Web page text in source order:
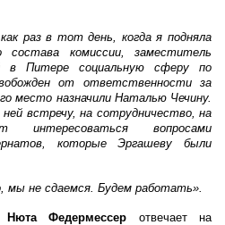
раз в тот день, когда я подняла
комиссии, заместитель
в Питере социальную сферу по
от ответственности за
место назначили Наталью Чечину.
встречу, на сотрудничество, на
вопросами
которые Эргашеву были
мы не сдаемся. Будем работать».
Нюта Федермессер отвечает на